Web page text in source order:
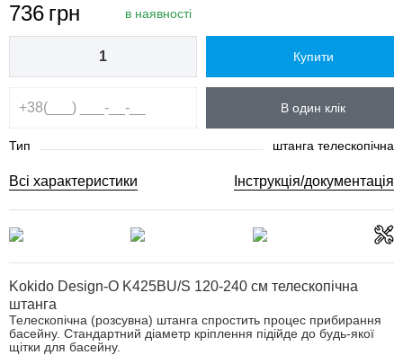
736 грн в наявності
Купити
В один клік
Тип штанга телескопічна
Всі характеристики Інструкція/документація
Kokido Design-O K425BU/S 120-240 см телескопічна
штанга
Телескопічна (розсувна) штанга спростить процес прибирання
басейну. Стандартний діаметр кріплення підійде до будь-якої
щітки для басейну.